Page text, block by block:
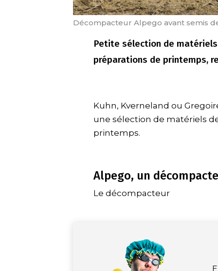
Décompacteur Alpego avant semis
Petite sélection de
préparations de printemps,
Kuhn, Kverneland ou
une sélection de matériels
printemps.
Alpego, un
Le décompacteur